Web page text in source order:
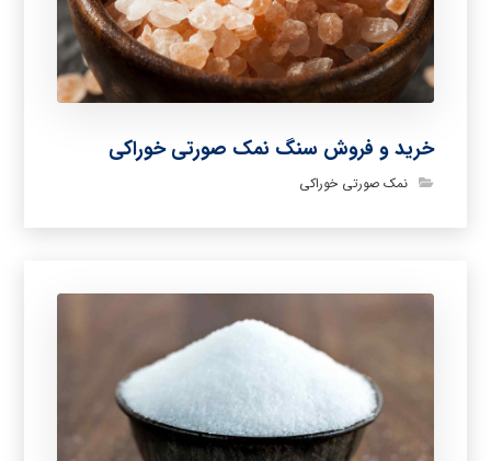
خرید و فروش سنگ نمک صورتی خوراکی
نمک صورتی خوراکی